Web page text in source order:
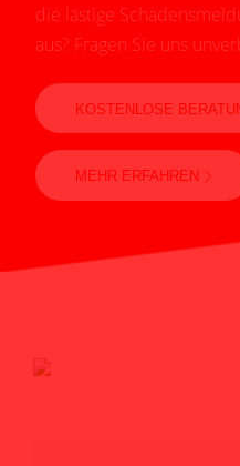
die lästige
aus? Fragen Sie uns
KOSTENLOSE
MEHR ERFAHREN